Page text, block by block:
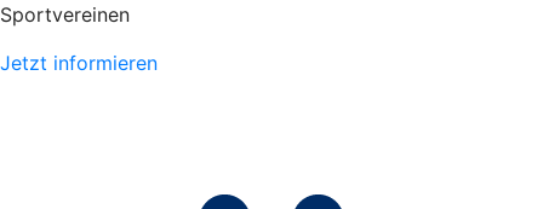
Sportvereinen
Jetzt informieren